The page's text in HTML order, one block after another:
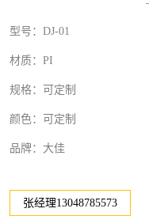
型号：DJ-01
材质：PI
规格：可定制
颜色：可定制
品牌：大佳
张经理13048785573